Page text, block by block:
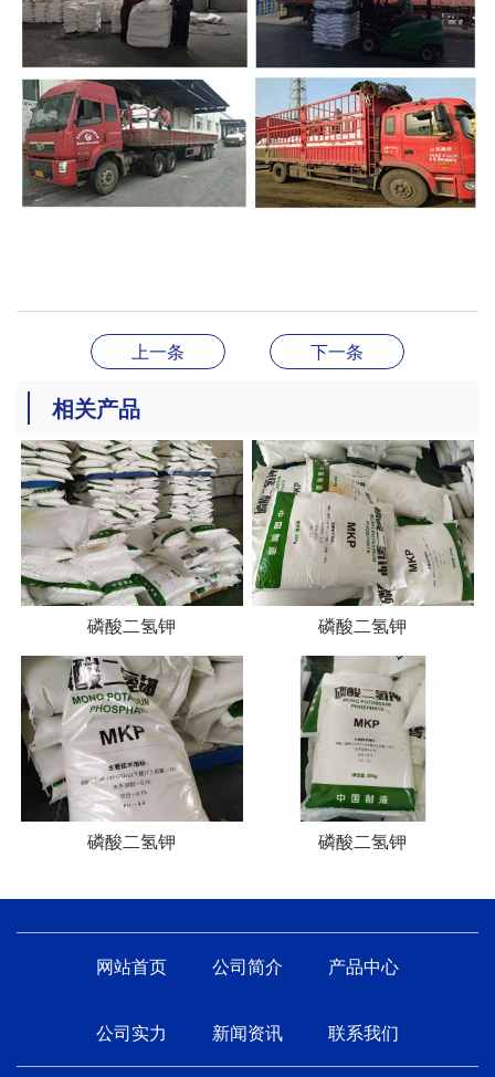
上一条 下一条
相关产品
磷酸二氢钾 磷酸二氢钾
磷酸二氢钾 磷酸二氢钾
网站首页 公司简介 产品中心
公司实力 新闻资讯 联系我们